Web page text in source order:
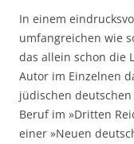
In einem
umfangreichen wie
das allein schon die
Autor im Einzelnen
jüdischen
Beruf im »Dritten
einer »Neuen